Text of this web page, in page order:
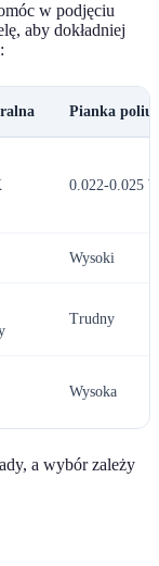
w podjęciu
aby dokładniej
Pianka
0.022-0.025
Wysoki
Trudny
Wysoka
a wybór zależy